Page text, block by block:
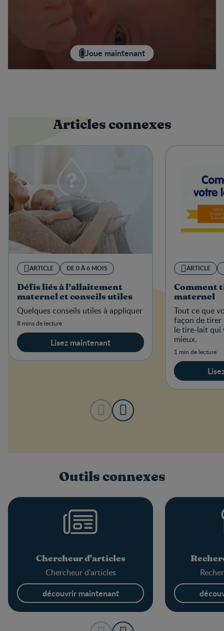
Joue maintenant
Articles connexes
ARTICLE DE 0 À 6 MOIS
Défis liés à l’allaitement
maternel et conseils utiles
Quelques conseils utiles à appliquer
8 mins de lecture
Lisez maintenant
ARTICLE
Comment
maternel
Tout ce que
façon de
le tire-lait qui
mieux.
1 min de lecture
Outils connexes
Chercheur d'articles
Chercheur d'articles
découvrir maintenant